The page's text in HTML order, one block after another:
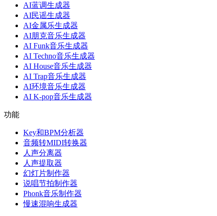
AI蓝调生成器
AI民谣生成器
AI金属乐生成器
AI朋克音乐生成器
AI Funk音乐生成器
AI Techno音乐生成器
AI House音乐生成器
AI Trap音乐生成器
AI环境音乐生成器
AI K-pop音乐生成器
功能
Key和BPM分析器
音频转MIDI转换器
人声分离器
人声提取器
幻灯片制作器
说唱节拍制作器
Phonk音乐制作器
慢速混响生成器